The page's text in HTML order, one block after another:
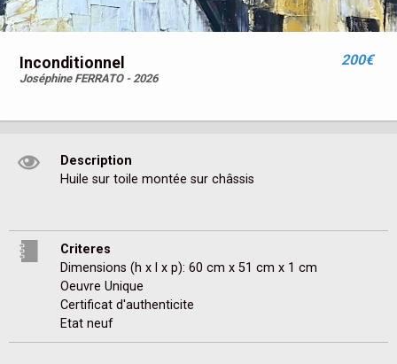
Inconditionnel
Joséphine FERRATO - 2026
200€
Description
Huile sur toile montée sur châssis
Criteres
Dimensions (h x l x p): 60 cm x 51 cm x 1 cm
Oeuvre Unique
Certificat d'authenticite
Etat neuf